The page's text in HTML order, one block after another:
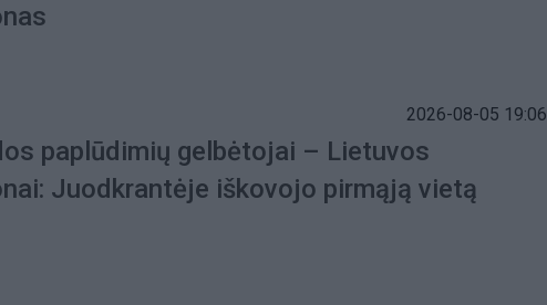
2026-08-05 19:06
paplūdimių gelbėtojai – Lietuvos
Juodkrantėje iškovojo pirmąją vietą